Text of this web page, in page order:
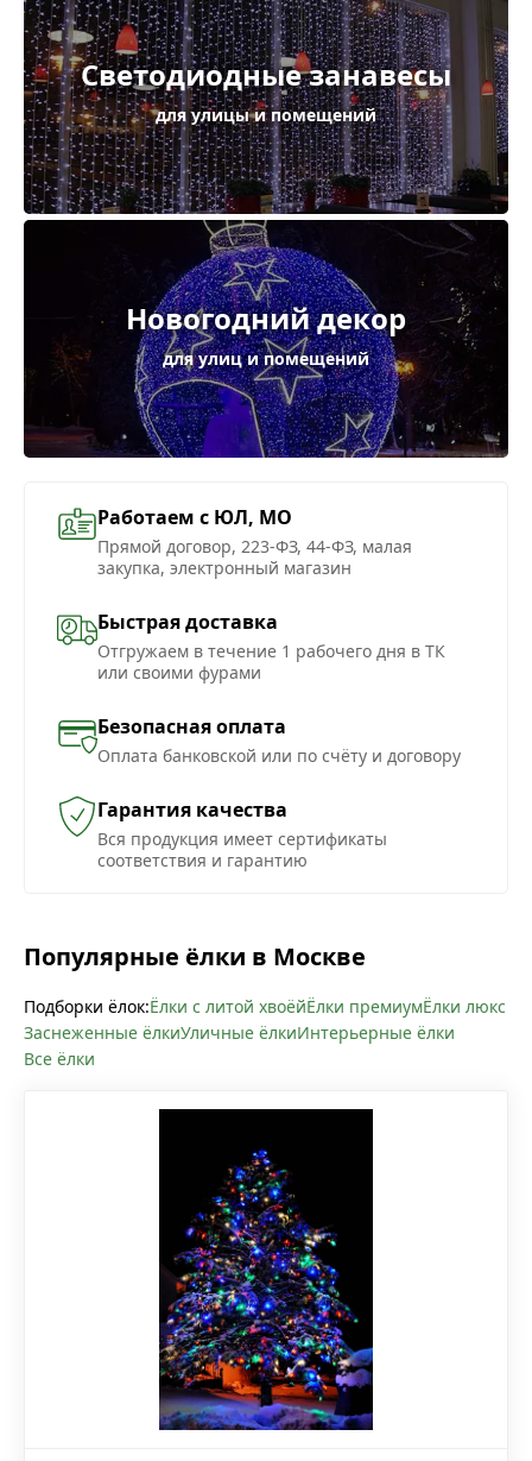
Светодиодные занавесы
для улицы и помещений
Новогодний декор
для улиц и помещений
Работаем с ЮЛ, МО
Прямой договор, 223-ФЗ, 44-ФЗ, малая
закупка, электронный магазин
Быстрая доставка
Отгружаем в течение 1 рабочего дня в ТК
или своими фурами
Безопасная оплата
Оплата банковской или по счёту и договору
Гарантия качества
Вся продукция имеет сертификаты
соответствия и гарантию
Популярные ёлки в Москве
Подборки ёлок:Ёлки с литой хвоёйЁлки премиумЁлки люкс
Заснеженные ёлкиУличные ёлкиИнтерьерные ёлки
Все ёлки